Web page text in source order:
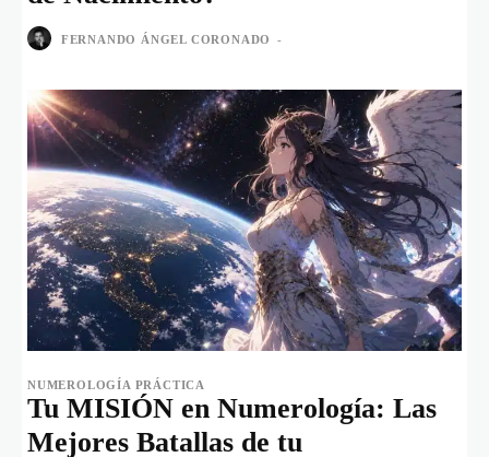
FERNANDO ÁNGEL CORONADO -
NUMEROLOGÍA PRÁCTICA
Tu MISIÓN en Numerología: Las
Mejores Batallas de tu